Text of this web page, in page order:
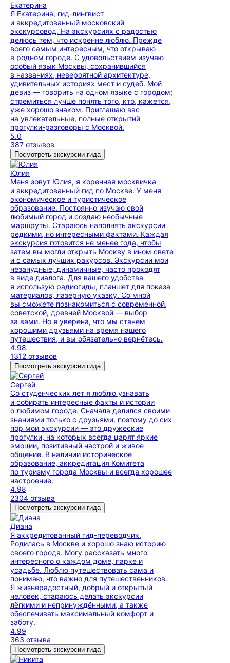
Екатерина
Я Екатерина, гид-лингвист
и аккредитованный московский
экскурсовод. На экскурсиях с радостью
делюсь тем, что искренне люблю. Прежде
всего самым интересным, что открываю
в родном городе. С удовольствием изучаю
особый язык Москвы, сохранившийся
в названиях, невероятной архитектуре,
удивительных историях мест и судеб. Мой
девиз — говорить на одном языке с городом;
стремиться лучше понять того, кто, кажется,
уже хорошо знаком. Приглашаю вас
на увлекательные, полные открытий
прогулки-разговоры с Москвой.
5.0
387 отзывов
Посмотреть экскурсии гида
Юлия
Меня зовут Юлия, я коренная москвичка
и аккредитованный гид по Москве. У меня
экономическое и туристическое
образование. Постоянно изучаю свой
любимый город и создаю необычные
маршруты. Стараюсь наполнять экскурсии
редкими, но интересными фактами. Каждая
экскурсия готовится не менее года, чтобы
затем вы могли открыть Москву в ином свете
и с самых лучших ракурсов. Экскурсии мои
незанудные, динамичные, часто проходят
в виде диалога. Для вашего удобства
я использую радиогиды, планшет для показа
материалов, лазерную указку. Со мной
вы сможете познакомиться с современной,
советской, древней Москвой — выбор
за вами. Но я уверена, что мы станем
хорошими друзьями на время нашего
путешествия, и вы обязательно вернётесь.
4.98
1312 отзывов
Посмотреть экскурсии гида
Сергей
Со студенческих лет я люблю узнавать
и собирать интересные факты и истории
о любимом городе. Сначала делился своими
знаниями только с друзьями, поэтому до сих
пор мои экскурсии — это дружеские
прогулки, на которых всегда царят яркие
эмоции, позитивный настрой и живое
общение. В наличии историческое
образование, аккредитация Комитета
по туризму города Москвы и всегда хорошее
настроение.
4.98
2304 отзыва
Посмотреть экскурсии гида
Диана
Я аккредитованный гид-переводчик.
Родилась в Москве и хорошо знаю историю
своего города. Могу рассказать много
интересного о каждом доме, парке и
усадьбе. Люблю путешествовать сама и
понимаю, что важно для путешественников.
Я жизнерадостный, добрый и открытый
человек, стараюсь делать экскурсии
лёгкими и непринуждёнными, а также
обеспечивать максимальный комфорт и
заботу.
4.99
363 отзыва
Посмотреть экскурсии гида